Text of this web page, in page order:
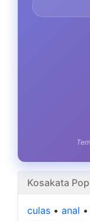
Kosakata
culas • anal •